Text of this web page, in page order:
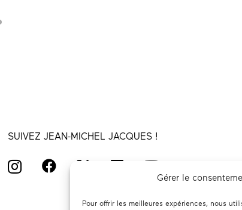
Gérer le
Pour offrir les meilleures expériences, nous
SUIVEZ JEAN-MICHEL JACQUES !